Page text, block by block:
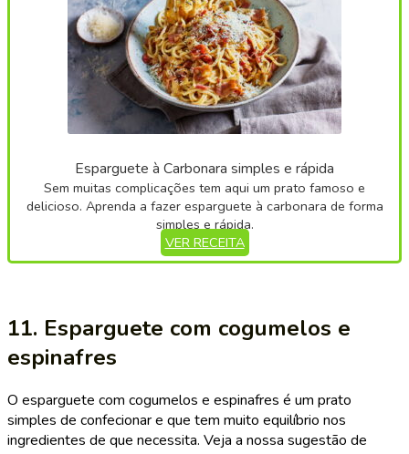
Esparguete à Carbonara simples e rápida
Sem muitas complicações tem aqui um prato famoso e
delicioso. Aprenda a fazer esparguete à carbonara de forma
simples e rápida.
VER RECEITA
11. Esparguete com cogumelos e
espinafres
O esparguete com cogumelos e espinafres é um prato
simples de confecionar e que tem muito equilíbrio nos
ingredientes de que necessita. Veja a nossa sugestão de